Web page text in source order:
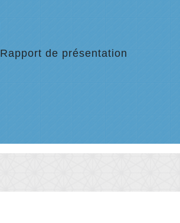
Rapport de présentation